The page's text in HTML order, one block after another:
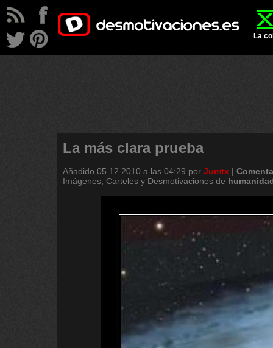
La
La más clara prueba
Añadido 05.12.2010 a las 04:29 por Jumtx |
Imágenes, Carteles y Desmotivaciones de